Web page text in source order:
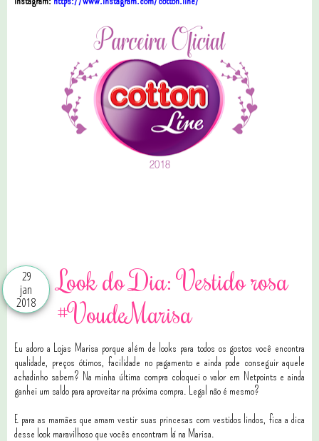
29
jan
2018
Look do Dia: Vestido rosa
#VoudeMarisa
Eu adoro a Lojas Marisa porque além de looks para todos os gostos você encontra
qualidade, preços ótimos, facilidade no pagamento e ainda pode conseguir aquele
achadinho sabem? Na minha última compra coloquei o valor em Netpoints e ainda
ganhei um saldo para aproveitar na próxima compra. Legal não é mesmo?
E para as mamães que amam vestir suas princesas com vestidos lindos, fica a dica
desse look maravilhoso que vocês encontram lá na Marisa.